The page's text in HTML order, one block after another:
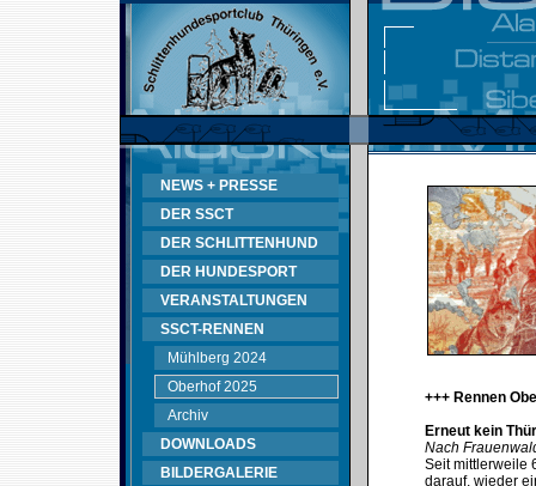
NEWS + PRESSE
DER SSCT
DER SCHLITTENHUND
DER HUNDESPORT
VERANSTALTUNGEN
SSCT-RENNEN
Mühlberg 2024
Oberhof 2025
Archiv
DOWNLOADS
BILDERGALERIE
+++ Rennen
Erneut kein
Nach
Seit mittlerweile
darauf, wieder